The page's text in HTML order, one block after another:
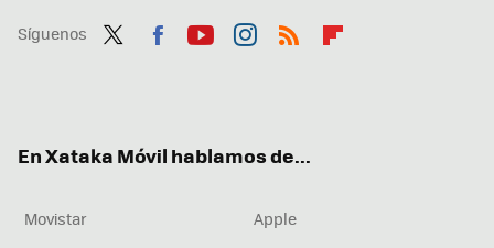
Síguenos
En Xataka Móvil hablamos de...
Movistar
Apple